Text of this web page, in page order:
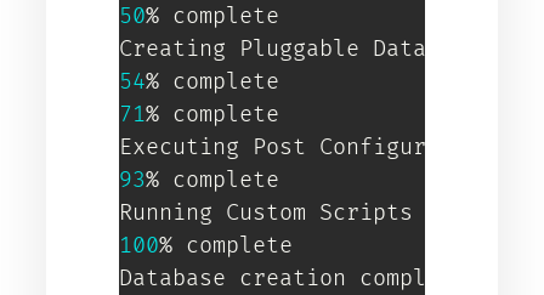
50% complete
54
71% complete
93% complete
100% complete
Database creation complete.